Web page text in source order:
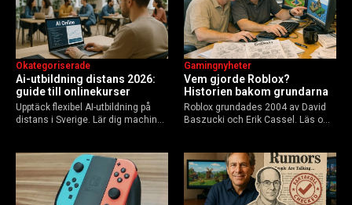
Ai-utbildning distans 2026:
guide till onlinekurser
Okategoriserade
Upptäck flexibel AI-utbildning på
distans i Sverige. Lär dig machine
Guide för nybörjare och
yrkesverksamma som vill bygga…
Vem gjorde Roblox?
Historien bakom grundarna
Gamingnyheter
Roblox grundades 2004 av David
Baszucki och Erik Cassel. Läs om
användare 2025, och vad som
händer inför 2026.